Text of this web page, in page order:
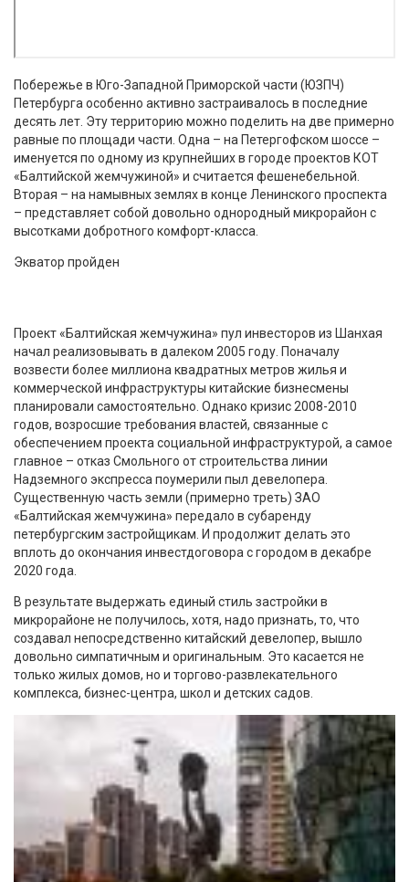
Побережье в Юго-Западной Приморской части (ЮЗПЧ)
Петербурга особенно активно застраивалось в последние
десять лет. Эту территорию можно поделить на две примерно
равные по площади части. Одна – на Петергофском шоссе –
именуется по одному из крупнейших в городе проектов КОТ
«Балтийской жемчужиной» и считается фешенебельной.
Вторая – на намывных землях в конце Ленинского проспекта
– представляет собой довольно однородный микрорайон с
высотками добротного комфорт-класса.
Экватор пройден
Проект «Балтийская жемчужина» пул инвесторов из Шанхая
начал реализовывать в далеком 2005 году. Поначалу
возвести более миллиона квадратных метров жилья и
коммерческой инфраструктуры китайские бизнесмены
планировали самостоятельно. Однако кризис 2008-2010
годов, возросшие требования властей, связанные с
обеспечением проекта социальной инфраструктурой, а самое
главное – отказ Смольного от строительства линии
Надземного экспресса поумерили пыл девелопера.
Существенную часть земли (примерно треть) ЗАО
«Балтийская жемчужина» передало в субаренду
петербургским застройщикам. И продолжит делать это
вплоть до окончания инвестдоговора с городом в декабре
2020 года.
В результате выдержать единый стиль застройки в
микрорайоне не получилось, хотя, надо признать, то, что
создавал непосредственно китайский девелопер, вышло
довольно симпатичным и оригинальным. Это касается не
только жилых домов, но и торгово-развлекательного
комплекса, бизнес-центра, школ и детских садов.